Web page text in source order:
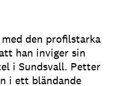
den profilstarka
han inviger sin
i Sundsvall. Petter
i ett bländande